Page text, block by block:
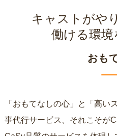
キャストがや
働ける環境
おも
「おもてなしの心」と「高い
事代行サービス、それこそが